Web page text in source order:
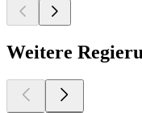
Weitere